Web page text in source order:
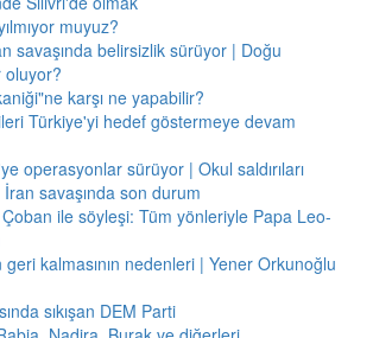
muyuz?
savaşında belirsizlik sürüyor | Doğu
oluyor?
karşı ne yapabilir?
Türkiye'yi hedef göstermeye devam
operasyonlar sürüyor | Okul saldırıları
savaşında son durum
ile söyleşi: Tüm yönleriyle Papa Leo-
geri kalmasının nedenleri | Yener Orkunoğlu
sıkışan DEM Parti